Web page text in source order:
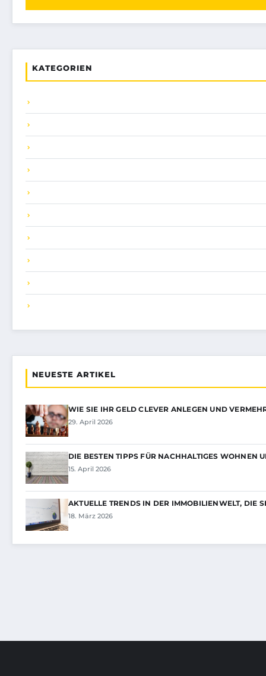
KATEGORIEN
NEUESTE ARTIKEL
WIE SIE IHR GELD CLEVER ANLEGEN UND
29. April 2026
DIE BESTEN TIPPS FÜR NACHHALTIGES WOHNEN
15. April 2026
AKTUELLE TRENDS IN DER IMMOBILIENWELT, DIE
18. März 2026